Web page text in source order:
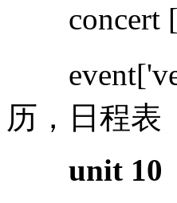
concert
历，日程表
unit 10